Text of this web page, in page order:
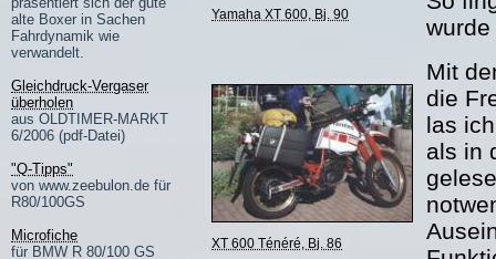
alte Boxer in Sachen
Fahrdynamik wie
verwandelt.
Gleichdruck-Vergaser
überholen
aus OLDTIMER-MARKT
6/2006 (pdf-Datei)
"Q-Tipps"
von www.zeebulon.de für
R80/100GS
Microfiche
für BMW R 80/100 GS
Mit
die
las
als in
Yamaha XT 600, Bj. 90
XT 600 Ténéré, Bj. 86